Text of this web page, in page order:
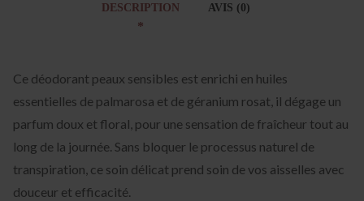
DESCRIPTION AVIS (0)
Ce déodorant peaux sensibles est enrichi en huiles
essentielles de palmarosa et de géranium rosat, il dégage un
parfum doux et floral, pour une sensation de fraîcheur tout au
long de la journée. Sans bloquer le processus naturel de
transpiration, ce soin délicat prend soin de vos aisselles avec
douceur et efficacité.